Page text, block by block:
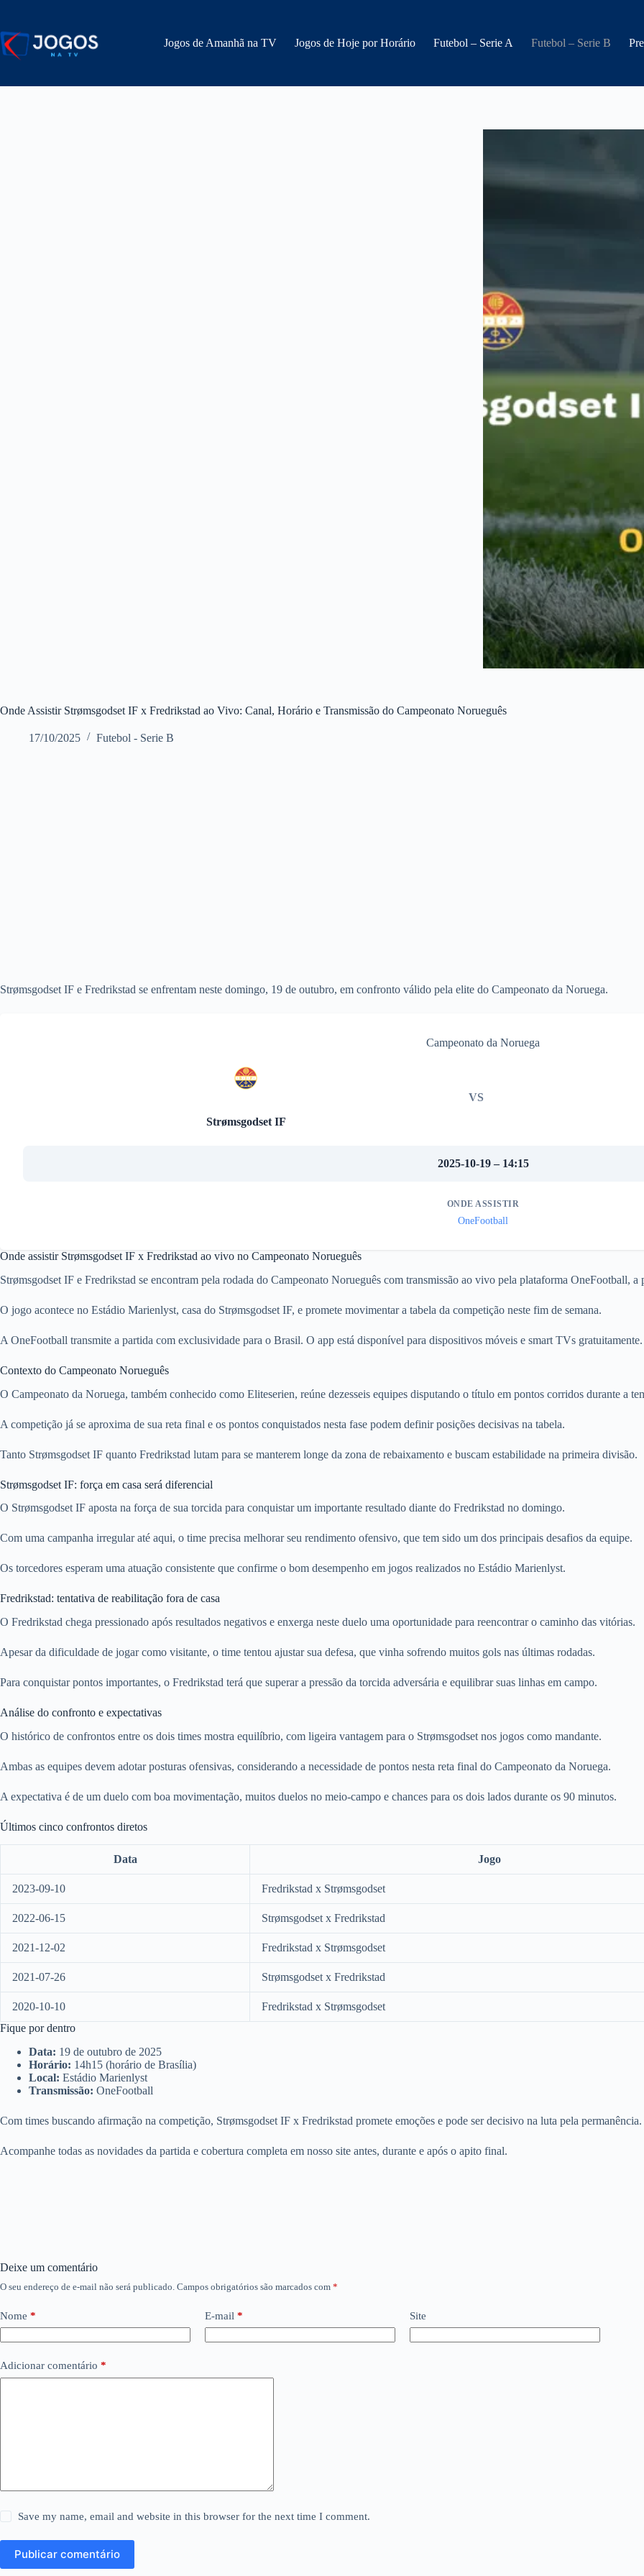
o
conteúdo
Jogos de Amanhã na TV Jogos de Hoje por Horário Futebol – Serie A Futebol – Serie B
Onde Assistir Strømsgodset IF x Fredrikstad ao Vivo: Canal, Horário e Transmissão do Campeonato Norueguês
17/10/2025 Futebol - Serie B
Strømsgodset IF e Fredrikstad se enfrentam neste domingo, 19 de outubro, em confronto válido pela elite do Campeonato da Noruega.
Campeonato da Noruega
Strømsgodset IF
VS
2025-10-19 – 14:15
ONDE ASSISTIR
OneFootball
Onde assistir Strømsgodset IF x Fredrikstad ao vivo no Campeonato Norueguês
Strømsgodset IF e Fredrikstad se encontram pela rodada do Campeonato Norueguês com transmissão ao vivo pela plataforma OneFootball, a
O jogo acontece no Estádio Marienlyst, casa do Strømsgodset IF, e promete movimentar a tabela da competição neste fim de semana.
A OneFootball transmite a partida com exclusividade para o Brasil. O app está disponível para dispositivos móveis e smart TVs gratuitamente.
Contexto do Campeonato Norueguês
O Campeonato da Noruega, também conhecido como Eliteserien, reúne dezesseis equipes disputando o título em pontos corridos durante a
A competição já se aproxima de sua reta final e os pontos conquistados nesta fase podem definir posições decisivas na tabela.
Tanto Strømsgodset IF quanto Fredrikstad lutam para se manterem longe da zona de rebaixamento e buscam estabilidade na primeira divisão.
Strømsgodset IF: força em casa será diferencial
O Strømsgodset IF aposta na força de sua torcida para conquistar um importante resultado diante do Fredrikstad no domingo.
Com uma campanha irregular até aqui, o time precisa melhorar seu rendimento ofensivo, que tem sido um dos principais desafios da equipe.
Os torcedores esperam uma atuação consistente que confirme o bom desempenho em jogos realizados no Estádio Marienlyst.
Fredrikstad: tentativa de reabilitação fora de casa
O Fredrikstad chega pressionado após resultados negativos e enxerga neste duelo uma oportunidade para reencontrar o caminho das vitórias.
Apesar da dificuldade de jogar como visitante, o time tentou ajustar sua defesa, que vinha sofrendo muitos gols nas últimas rodadas.
Para conquistar pontos importantes, o Fredrikstad terá que superar a pressão da torcida adversária e equilibrar suas linhas em campo.
Análise do confronto e expectativas
O histórico de confrontos entre os dois times mostra equilíbrio, com ligeira vantagem para o Strømsgodset nos jogos como mandante.
Ambas as equipes devem adotar posturas ofensivas, considerando a necessidade de pontos nesta reta final do Campeonato da Noruega.
A expectativa é de um duelo com boa movimentação, muitos duelos no meio-campo e chances para os dois lados durante os 90 minutos.
Últimos cinco confrontos diretos
Data Jogo
2023-09-10 Fredrikstad x Strømsgodset
2022-06-15 Strømsgodset x Fredrikstad
2021-12-02 Fredrikstad x Strømsgodset
2021-07-26 Strømsgodset x Fredrikstad
2020-10-10 Fredrikstad x Strømsgodset
Fique por dentro
Data: 19 de outubro de 2025
Horário: 14h15 (horário de Brasília)
Local: Estádio Marienlyst
Transmissão: OneFootball
Com times buscando afirmação na competição, Strømsgodset IF x Fredrikstad promete emoções e pode ser decisivo na luta pela permanência.
Acompanhe todas as novidades da partida e cobertura completa em nosso site antes, durante e após o apito final.
Deixe um comentário
O seu endereço de e-mail não será publicado. Campos obrigatórios são marcados com *
Nome * E-mail * Site
Adicionar comentário *
Save my name, email and website in this browser for the next time I comment.
Publicar comentário